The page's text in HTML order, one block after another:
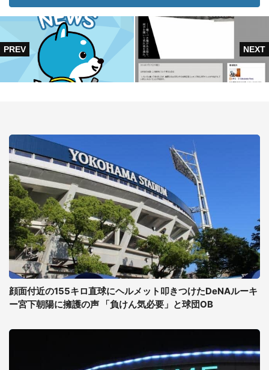
顔面付近の155キロ直球にヘルメット叩きつけたDeNAルーキ
ー宮下朝陽に擁護の声 「負けん気必要」と球団OB